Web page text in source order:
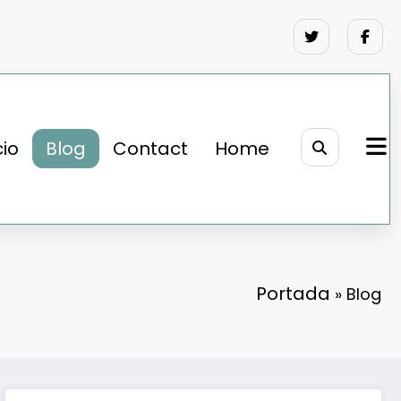
Blog Contact Home
Portada » Blog